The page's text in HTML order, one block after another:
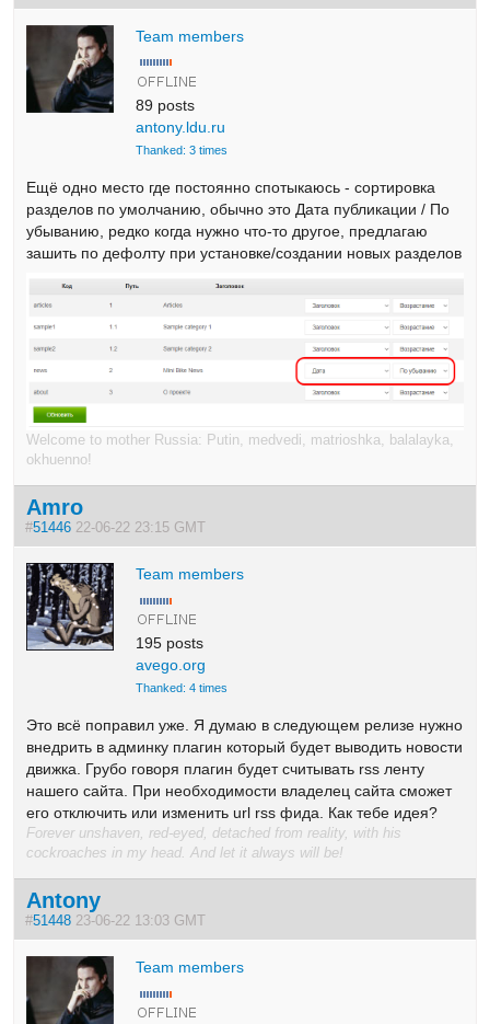
Team members
89 posts
antony.ldu.ru
Thanked: 3 times
Ещё одно место где постоянно спотыкаюсь - сортировка
разделов по умолчанию, обычно это Дата публикации / По
убыванию, редко когда нужно что-то другое, предлагаю
зашить по дефолту при установке/создании новых разделов
Welcome to mother Russia: Putin, medvedi, matrioshka, balalayka,
okhuenno!
Amro
#51446 22-06-22 23:15 GMT
Team members
195 posts
avego.org
Thanked: 4 times
Это всё поправил уже. Я думаю в следующем релизе нужно
внедрить в админку плагин который будет выводить новости
движка. Грубо говоря плагин будет считывать rss ленту
нашего сайта. При необходимости владелец сайта сможет
его отключить или изменить url rss фида. Как тебе идея?
Forever unshaven, red-eyed, detached from reality, with his
cockroaches in my head. And let it always will be!
Antony
#51448 23-06-22 13:03 GMT
Team members